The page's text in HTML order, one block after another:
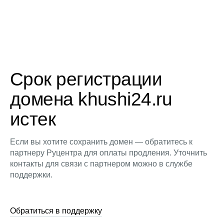
Срок регистрации
домена khushi24.ru
истек
Если вы хотите сохранить домен — обратитесь к
партнеру Руцентра для оплаты продления. Уточнить
контакты для связи с партнером можно в службе
поддержки.
Обратиться в поддержку